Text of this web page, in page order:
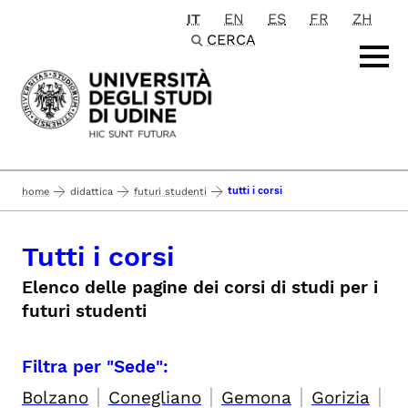
Passa al contenuto principale
IT EN ES FR
ZH
CERCA
home didattica futuri studenti tutti i corsi
Tutti i corsi
Elenco delle pagine dei corsi di studi per i
futuri studenti
Filtra per "Sede":
Bolzano | Conegliano | Gemona | Gorizia |